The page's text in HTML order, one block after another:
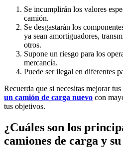
Se incumplirán los valores
camión.
Se desgastarán los
ya sean amortiguadores,
otros.
Supone un riesgo para los
mercancía.
Puede ser ilegal en diferentes
Recuerda que si necesitas mejorar
un camión de carga nuevo con
tus objetivos.
¿Cuáles son los
camiones de carga y